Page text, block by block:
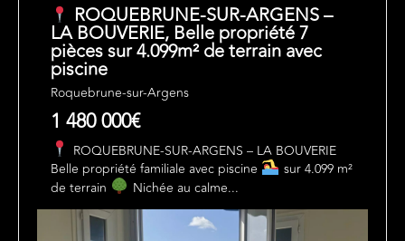
ROQUEBRUNE-SUR-ARGENS –
LA BOUVERIE, Belle propriété 7
pièces sur 4.099m² de terrain avec
piscine
Roquebrune-sur-Argens
1 480 000€
ROQUEBRUNE-SUR-ARGENS – LA BOUVERIE
Belle propriété familiale avec piscine
sur 4.099 m²
de terrain
Nichée au calme...